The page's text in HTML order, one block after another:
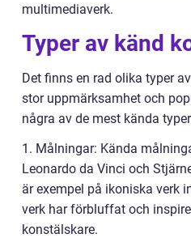
multimediaverk.
Typer av känd
Det finns en rad olika typer
stor uppmärksamhet och
några av de mest kända
1. Målningar: Kända
Leonardo da Vinci och
är exempel på ikoniska verk
verk har förbluffat och
konstälskare.